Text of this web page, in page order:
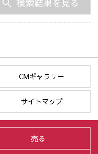
検索結果を見る
CMギャラリー
サイトマップ
売る